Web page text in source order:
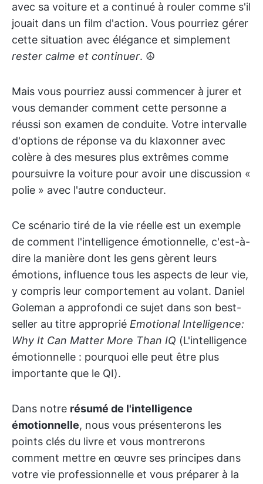
avec sa voiture et a continué à rouler comme s'il
jouait dans un film d'action. Vous pourriez gérer
cette situation avec élégance et simplement
rester calme et continuer. ☮️
Mais vous pourriez aussi commencer à jurer et
vous demander comment cette personne a
réussi son examen de conduite. Votre intervalle
d'options de réponse va du klaxonner avec
colère à des mesures plus extrêmes comme
poursuivre la voiture pour avoir une discussion «
polie » avec l'autre conducteur.
Ce scénario tiré de la vie réelle est un exemple
de comment l'intelligence émotionnelle, c'est-à-
dire la manière dont les gens gèrent leurs
émotions, influence tous les aspects de leur vie,
y compris leur comportement au volant. Daniel
Goleman a approfondi ce sujet dans son best-
seller au titre approprié Emotional Intelligence:
Why It Can Matter More Than IQ (L'intelligence
émotionnelle : pourquoi elle peut être plus
importante que le QI).
Dans notre résumé de l'intelligence
émotionnelle, nous vous présenterons les
points clés du livre et vous montrerons
comment mettre en œuvre ses principes dans
votre vie professionnelle et vous préparer à la